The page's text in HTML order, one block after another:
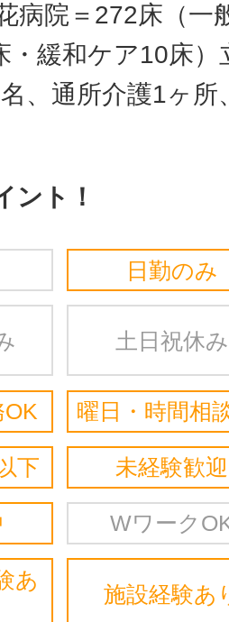
病院＝272床（一
・緩和ケア10床
、通所介護1ヶ所
ント！
日勤のみ
土日祝休み
曜日・時間相
下 未経験歓迎
Wワーク
あ
施設経験あ